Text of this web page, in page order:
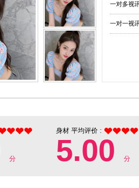
一对多视
一对一视
分
身材 平均评价 :
5.00 分